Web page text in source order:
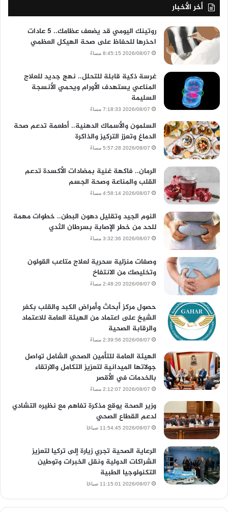
أخر الأخبار
روتينك اليومي قد يضعف عظامك.. 5 عادات
احذرها للحفاظ على صحة الهيكل العظمي
2026/08/07 8:45:15 مساءً
غرسة ذكية قابلة للتحلل.. نهج جديد للعلاج
المناعي يستهدف الأورام ويحمي الأنسجة
السليمة
2026/08/07 7:18:33 مساءً
السلمون والأسماك الدهنية.. أطعمة تدعم صحة
الدماغ وتعزز التركيز والذاكرة
2026/08/07 5:57:28 مساءً
الرمان.. فاكهة غنية بمضادات الأكسدة تدعم
القلب والمناعة وصحة الجسم
2026/08/07 4:58:14 مساءً
النوم الجيد وتقليل دهون البطن.. خطوات مهمة
للحد من خطر الإصابة بسرطان الثدي
2026/08/07 3:32:36 مساءً
وصفات منزلية سحرية لعلاج متاعب القولون
وتخليصك من الانتفاخ
2026/08/07 2:48:20 مساءً
حصول مركز أبحاث وأمراض الكبد والقلب بكفر
الشيخ على اعتماد من الهيئة العامة للاعتماد
والرقابة الصحية
2026/08/07 2:39:56 مساءً
الهيئة العامة للتأمين الصحي الشامل تواصل
جولاتها الميدانية لتعزيز التكامل والارتقاء
بالخدمات في الأقصر
2026/08/07 2:12:07 مساءً
وزير الصحة يوقع مذكرة تفاهم مع نظيره التشادي
لدعم القطاع الصحي
2026/08/07 11:54:45 صباحًا
الرعاية الصحية تجري زيارة إلى تركيا لتعزيز
الشراكات الدولية ونقل الخبرات وتوطين
التكنولوجيا الطبية
2026/08/07 11:15:01 صباحًا